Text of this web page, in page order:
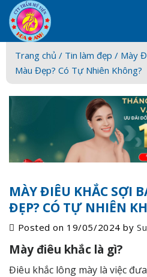
Skip
to
content
Trang chủ / Tin làm đẹp / Mày
Màu Đẹp? Có Tự Nhiên Không?
MÀY ĐIÊU KHẮC SỢI
ĐẸP? CÓ TỰ NHIÊN
Posted on 19/05/2024 by
Mày điêu khắc là gì?
Điêu khắc lông mày là việc